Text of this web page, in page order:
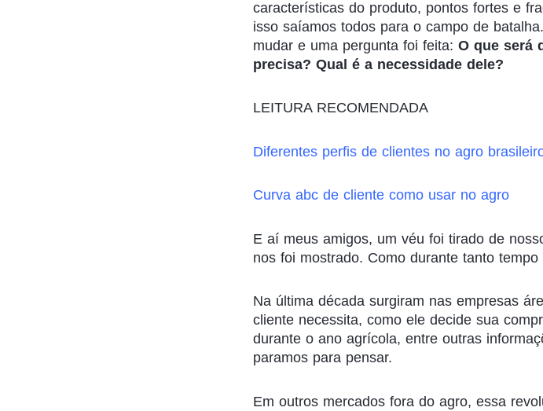
características do produto, pontos fortes e
isso saíamos todos para o campo de
mudar e uma pergunta foi feita: O que será
precisa? Qual é a necessidade dele?
LEITURA RECOMENDADA
Diferentes perfis de clientes no agro
Curva abc de cliente como usar no agro
E aí meus amigos, um véu foi tirado de
nos foi mostrado. Como durante tanto
Na última década surgiram nas empresas
cliente necessita, como ele decide sua
durante o ano agrícola, entre outras
paramos para pensar.
Em outros mercados fora do agro, essa